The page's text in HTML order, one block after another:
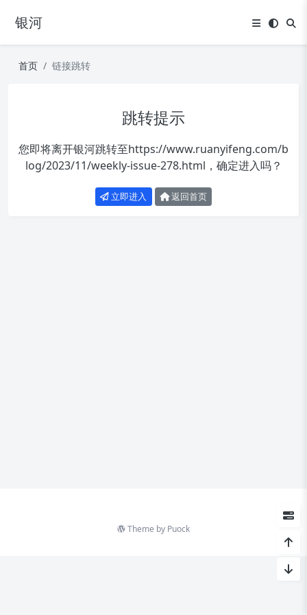
银河
首页 链接跳转
跳转提示
您即将离开银河跳转至https://www.ruanyifeng.com/b
log/2023/11/weekly-issue-278.html ，确定进入吗？
立即进入 返回首页
Theme by Puock